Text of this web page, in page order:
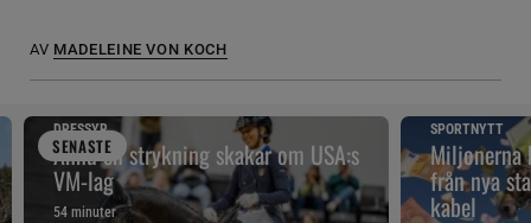
AV MADELEINE VON KOCH
SENASTE
DRESSYR
Ännu en strykning skakar om USA:s
VM-lag
54 minuter
SPORTNYTT
Miljonerna
från nya
kabel